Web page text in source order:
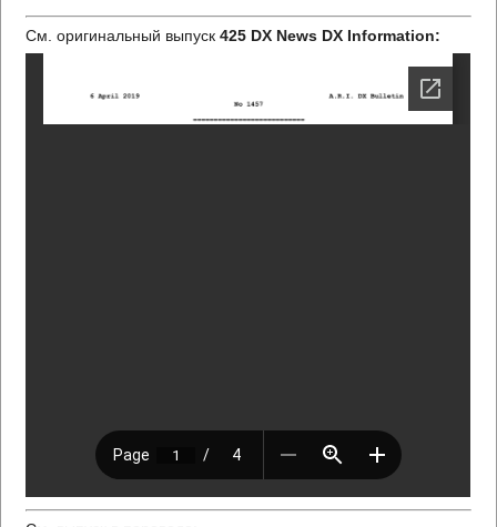
См. оригинальный выпуск425 DX News DX Information: